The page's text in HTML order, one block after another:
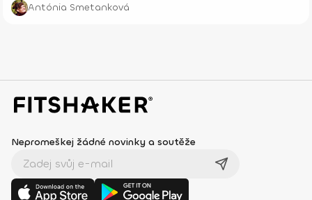
Antónia Smetanková
Nepromeškej žádné novinky a soutěže